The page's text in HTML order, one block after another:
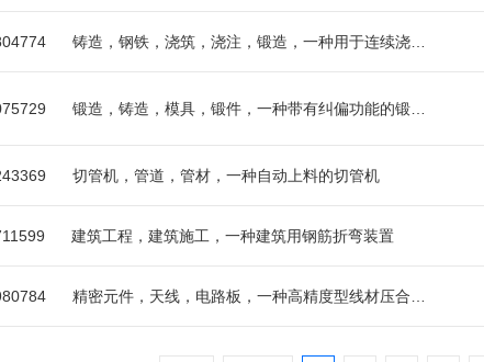
切管机，管道，管材，一种自动上料的切管机
建筑工程，建筑施工，一种建筑用钢筋折弯装置